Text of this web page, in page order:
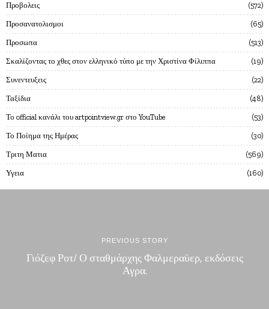
Προβολεις 572
Προσανατολισμοι 65
Προσωπα 513
Σκαλίζοντας το χθες στον ελληνικό τύπο με την Χριστίνα Φίλιππα 19
Συνεντευξεις 22
Ταξίδια 48
Το official κανάλι του artpointview.gr στο YouTube 53
Το Ποίημα της Ημέρας 30
Τριτη Ματια 569
Υγεια 160
PREVIOUS STORY
Γιόζεφ Ροτ/ Ο σταθμάρχης Φαλμεραϋερ, εκδόσεις
Αγρα.